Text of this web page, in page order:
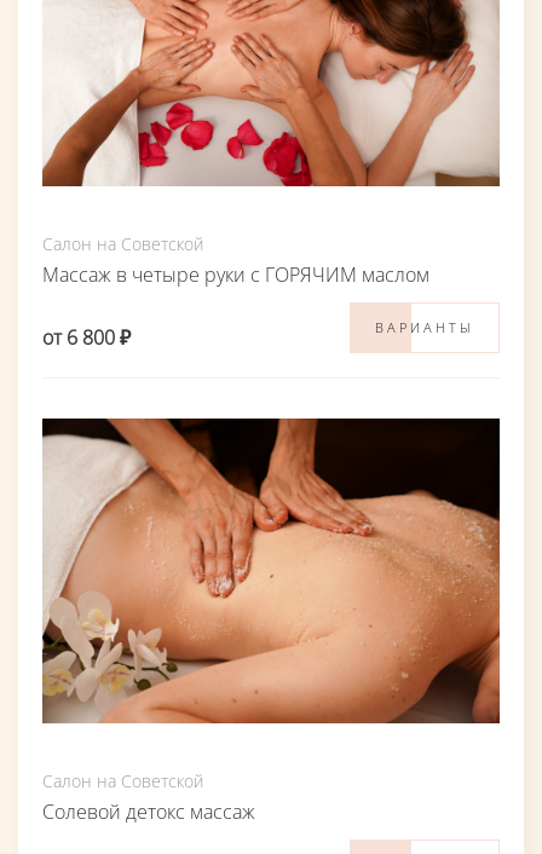
Салон на Советской
Массаж в четыре руки с ГОРЯЧИМ маслом
от 6 800 ₽ ВАРИАНТЫ
Салон на Советской
Солевой детокс массаж